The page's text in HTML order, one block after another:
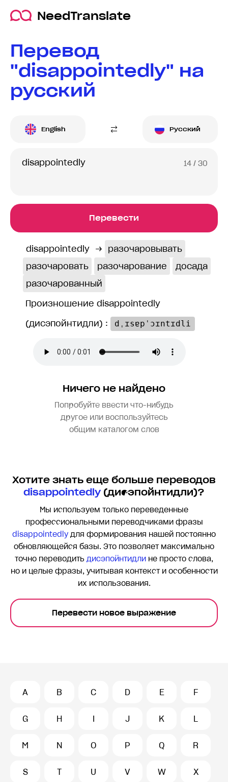
NeedTranslate
Перевод
"disappointedly" на
русский
English Русский
14 / 30
Перевести
disappointedly →
разочаровывать
разочаровать
разочарование
досада
разочарованный
Произношение disappointedly
(дисэпойнтидли) :
dˌɪsɐpˈɔɪntɪdli
Ничего не найдено
Попробуйте ввести что-нибудь
другое или воспользуйтесь
общим каталогом слов
Хотите знать еще больше переводов
disappointedly (дисэпойнтидли)?
Мы используем только переведенные
профессиональными переводчиками фразы
disappointedly для формирования нашей постоянно
обновляющейся базы. Это позволяет максимально
точно переводить дисэпойнтидли не просто слова,
но и целые фразы, учитывая контекст и особенности
их использования.
Перевести новое выражение
A B C D E F
G H I J K L
M N O P Q R
S T U V W X